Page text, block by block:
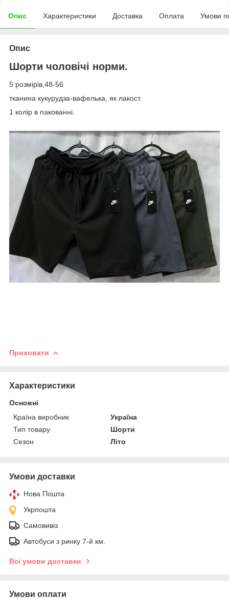
Опис Характеристики Доставка Оплата Умови
Опис
Шорти чоловічі норми.
5 розмірів,48-56
тканина кукурудза-вафелька, як лакост.
1 колір в пакованні.
Приховати
Характеристики
Основні
Країна виробник
Україна
Тип товару
Шорти
Сезон
Літо
Умови доставки
Нова Пошта
Укрпошта
Самовивіз
Автобуси з ринку 7-й км.
Всі умови доставки
Умови оплати